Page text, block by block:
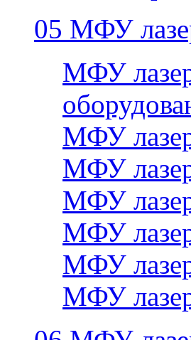
05 МФУ
МФУ
МФУ
МФУ
МФУ
МФУ
МФУ
МФУ